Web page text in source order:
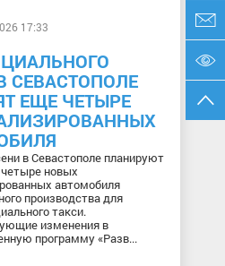
17:33
СЕВАСТОПОЛЕ
ЕЩЕ ЧЕТЫРЕ
в Севастополе планируют
новых
автомобиля
производства для
такси.
изменения в
программу «Разв...